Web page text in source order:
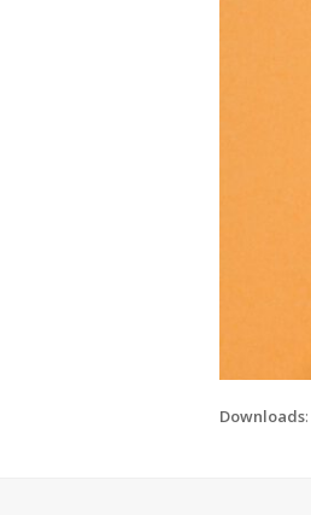
Downloads: